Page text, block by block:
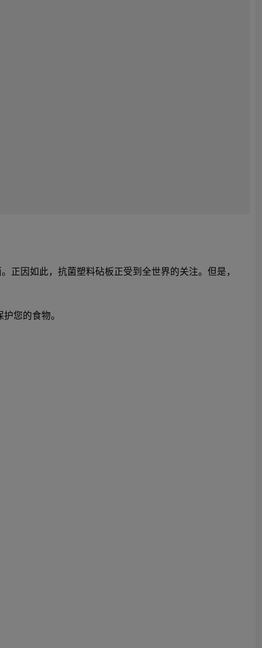
因如此，抗菌塑料砧板正受到全世界的关注。但是，
您的食物。